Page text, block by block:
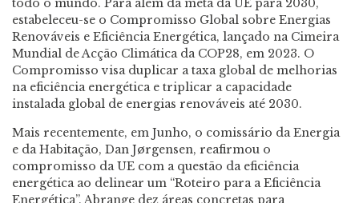
todo o mundo. Para além da meta da UE para 2030,
estabeleceu-se o Compromisso Global sobre Energias
Renováveis e Eficiência Energética, lançado na Cimeira
Mundial de Acção Climática da COP28, em 2023. O
Compromisso visa duplicar a taxa global de melhorias
na eficiência energética e triplicar a capacidade
instalada global de energias renováveis até 2030.
Mais recentemente, em Junho, o comissário da Energia
e da Habitação, Dan Jørgensen, reafirmou o
compromisso da UE com a questão da eficiência
energética ao delinear um “Roteiro para a Eficiência
Energética”. Abrange dez áreas concretas para